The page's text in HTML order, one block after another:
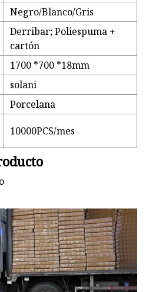
Negro/Blanco/Gris
Derribar; Poliespuma +
cartón
1700 *700 *18mm
solani
Porcelana
10000PCS/mes